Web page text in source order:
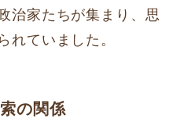
治家たちが集まり、思
れていました。
の関係